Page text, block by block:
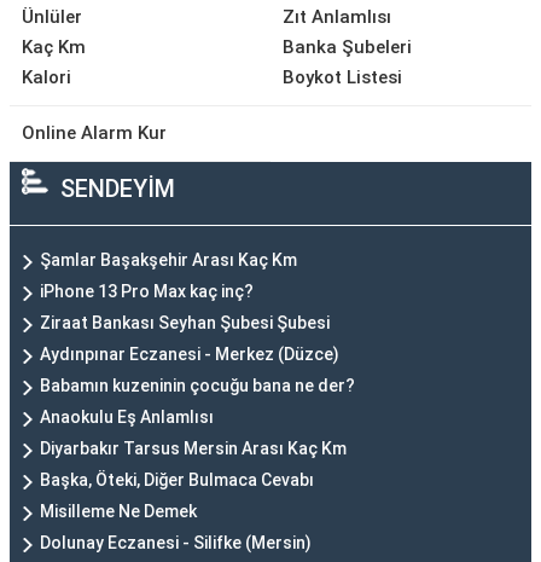
Ünlüler
Kaç Km
Kalori
Zıt Anlamlısı
Banka Şubeleri
Boykot Listesi
Online Alarm Kur
SENDEYİM
Şamlar Başakşehir Arası Kaç Km
iPhone 13 Pro Max kaç inç?
Ziraat Bankası Seyhan Şubesi Şubesi
Aydınpınar Eczanesi - Merkez (Düzce)
Babamın kuzeninin çocuğu bana ne der?
Anaokulu Eş Anlamlısı
Diyarbakır Tarsus Mersin Arası Kaç Km
Başka, Öteki, Diğer Bulmaca Cevabı
Misilleme Ne Demek
Dolunay Eczanesi - Silifke (Mersin)